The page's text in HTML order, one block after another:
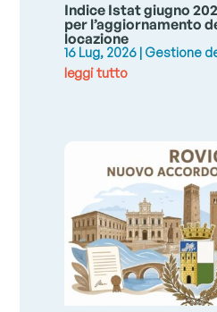
Indice Istat giugno
per l’aggiornamento
locazione
16 Lug, 2026 | Gestione
leggi tutto